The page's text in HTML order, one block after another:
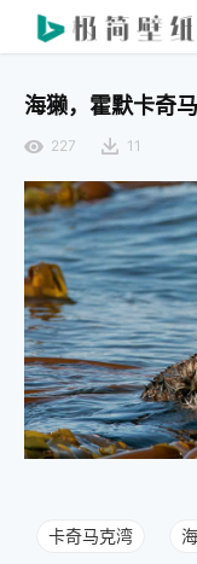
海獭，霍默卡奇
227 11
卡奇马克湾